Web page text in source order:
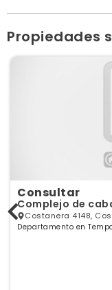
Ver
Propiedades
Consultar
Costanera 4148,
Departamento en